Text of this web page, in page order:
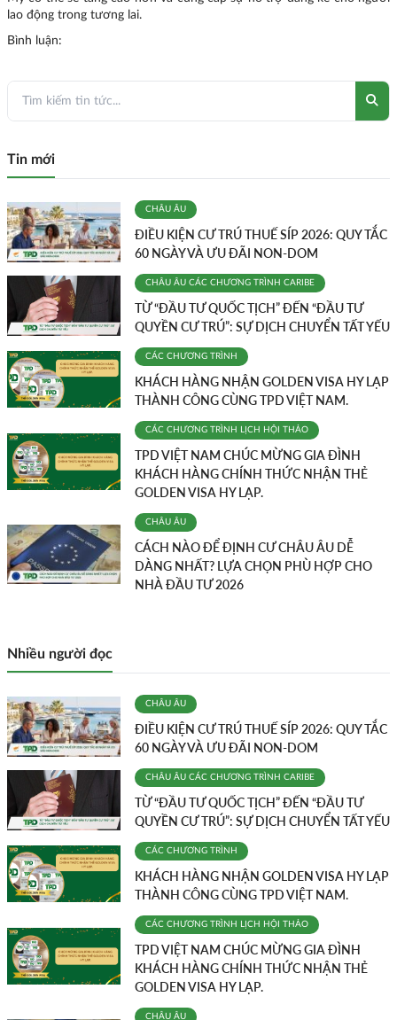
lao động trong tương lai.
Bình luận:
Tin mới
CHÂU ÂU
ĐIỀU KIỆN CƯ TRÚ THUẾ SÍP 2026: QUY TẮC
60 NGÀY VÀ ƯU ĐÃI NON-DOM
CHÂU ÂU CÁC CHƯƠNG TRÌNH CARIBE
TỪ “ĐẦU TƯ QUỐC TỊCH” ĐẾN “ĐẦU TƯ
QUYỀN CƯ TRÚ”: SỰ DỊCH CHUYỂN TẤT YẾU
CÁC CHƯƠNG TRÌNH
KHÁCH HÀNG NHẬN GOLDEN VISA HY LẠP
THÀNH CÔNG CÙNG TPD VIỆT NAM.
CÁC CHƯƠNG TRÌNH LỊCH HỘI THẢO
TPD VIỆT NAM CHÚC MỪNG GIA ĐÌNH
KHÁCH HÀNG CHÍNH THỨC NHẬN THẺ
GOLDEN VISA HY LẠP.
CHÂU ÂU
CÁCH NÀO ĐỂ ĐỊNH CƯ CHÂU ÂU DỄ
DÀNG NHẤT? LỰA CHỌN PHÙ HỢP CHO
NHÀ ĐẦU TƯ 2026
Nhiều người đọc
CHÂU ÂU
ĐIỀU KIỆN CƯ TRÚ THUẾ SÍP 2026: QUY TẮC
60 NGÀY VÀ ƯU ĐÃI NON-DOM
CHÂU ÂU CÁC CHƯƠNG TRÌNH CARIBE
TỪ “ĐẦU TƯ QUỐC TỊCH” ĐẾN “ĐẦU TƯ
QUYỀN CƯ TRÚ”: SỰ DỊCH CHUYỂN TẤT YẾU
CÁC CHƯƠNG TRÌNH
KHÁCH HÀNG NHẬN GOLDEN VISA HY LẠP
THÀNH CÔNG CÙNG TPD VIỆT NAM.
CÁC CHƯƠNG TRÌNH LỊCH HỘI THẢO
TPD VIỆT NAM CHÚC MỪNG GIA ĐÌNH
KHÁCH HÀNG CHÍNH THỨC NHẬN THẺ
GOLDEN VISA HY LẠP.
CHÂU ÂU